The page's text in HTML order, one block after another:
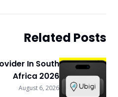
Related Posts
In South
Africa 2026
August 6, 2026